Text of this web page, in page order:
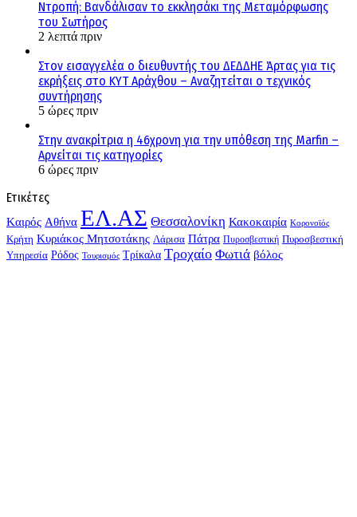
Ντροπή: Βανδάλισαν το εκκλησάκι της Μεταμόρφωσης
του Σωτήρος
2 λεπτά πριν
Στον εισαγγελέα ο διευθυντής του ΔΕΔΔΗΕ Άρτας για τις
εκρήξεις στο ΚΥΤ Αράχθου – Αναζητείται ο τεχνικός
συντήρησης
5 ώρες πριν
Στην ανακρίτρια η 46χρονη για την υπόθεση της Marfin –
Αρνείται τις κατηγορίες
6 ώρες πριν
Ετικέτες
Kαιρός Αθήνα ΕΛ.ΑΣ Θεσσαλονίκη Κακοκαιρία Κορονοϊός
Κρήτη Κυριάκος Μητσοτάκης Λάρισα Πάτρα Πυροσβεστική Πυροσβεστική
Υπηρεσία Ρόδος Τουρισμός Τρίκαλα Τροχαίο Φωτιά βόλος